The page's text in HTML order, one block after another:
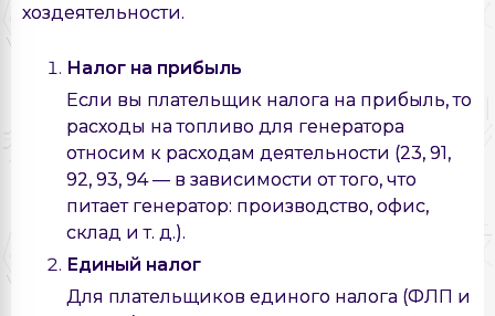
хоздеятельности.
Налог на прибыль
Если вы плательщик налога на прибыль, то
расходы на топливо для генератора
относим к расходам деятельности (23, 91,
92, 93, 94 — в зависимости от того, что
питает генератор: производство, офис,
склад и т. д.).
Единый налог
Для плательщиков единого налога (ФЛП и